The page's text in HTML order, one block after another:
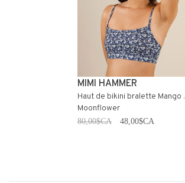
MIMI HAMMER
Haut de bikini bralette Mango .
Moonflower
80,00$CA 48,00$CA